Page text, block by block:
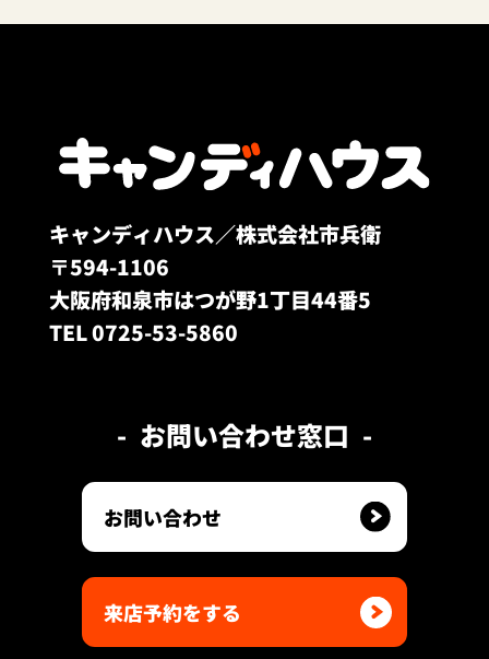
キャンディハウス／株式会社市兵衛
〒594-1106
大阪府和泉市はつが野1丁目44番5
TEL 0725-53-5860
お問い合わせ窓口
お問い合わせ
来店予約をする